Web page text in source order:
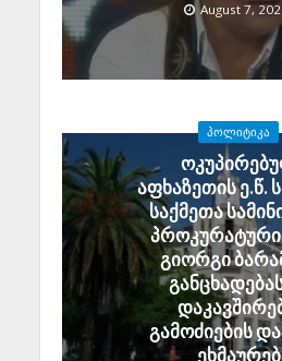
August 7,
ᲞᲝᲚᲘᲢᲘᲙᲐ
აფხაზეთის ე.წ.
საქმეთა
გიორგი
გამოძიების